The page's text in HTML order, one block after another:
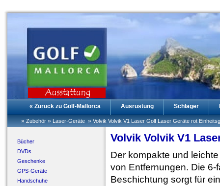
« Zurück zu Golf-Mallorca Ausrüstung Schläger
» Zubehör » Laser-Geräte » Volvik Volvik V1 Laser Golf Laser Geräte rot
Bücher
DVDs
Geschenke
GPS-Geräte
Handschuhe
Volvik Volvik V1
Der kompakte und
von Entfernungen. Die
Beschichtung sorgt für